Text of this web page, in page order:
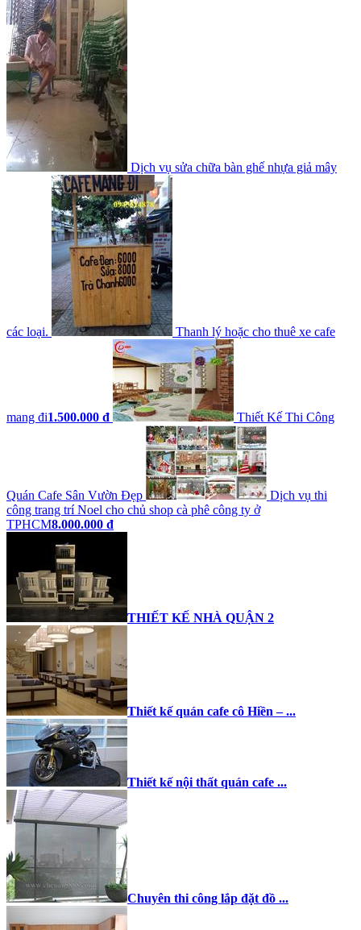
Dịch vụ sửa chữa bàn ghế nhựa giả mây
các loại. Thanh lý hoặc cho thuê xe cafe
mang đi1.500.000 đ Thiết Kế Thi Công
Quán Cafe Sân Vườn Đẹp
Dịch vụ thi
công trang trí Noel cho chủ shop cà phê công ty ở
TPHCM8.000.000 đ
THIẾT KẾ NHÀ QUẬN 2
Thiết kế quán cafe cô Hiền – ...
Thiết kế nội thất quán cafe ...
Chuyên thi công lắp đặt đồ ...